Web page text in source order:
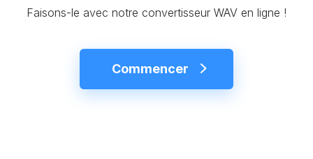
Faisons-le avec notre convertisseur WAV en ligne !
Commencer